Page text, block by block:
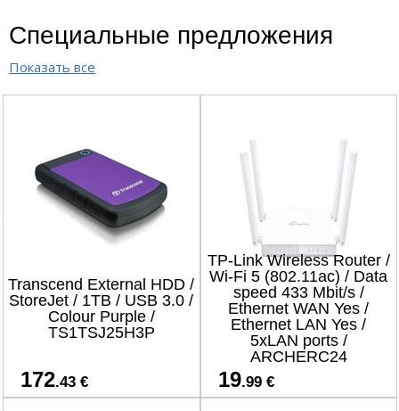
Специальные предложения
Показать все
Transcend External HDD /
StoreJet / 1TB / USB 3.0 /
Colour Purple /
TS1TSJ25H3P
172.43 €
TP-Link Wireless Router /
Wi-Fi 5 (802.11ac) / Data
speed 433 Mbit/s /
Ethernet WAN Yes /
Ethernet LAN Yes /
5xLAN ports /
ARCHERC24
19.99 €